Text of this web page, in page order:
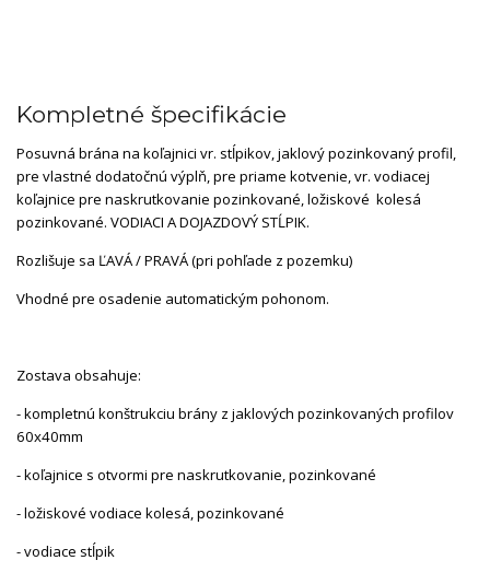
Kompletné špecifikácie
Posuvná brána na koľajnici vr. stĺpikov, jaklový pozinkovaný profil,
pre vlastné dodatočnú výplň, pre priame kotvenie, vr. vodiacej
koľajnice pre naskrutkovanie pozinkované, ložiskové kolesá
pozinkované. VODIACI A DOJAZDOVÝ STĹPIK.
Rozlišuje sa ĽAVÁ / PRAVÁ (pri pohľade z pozemku)
Vhodné pre osadenie automatickým pohonom.
Zostava obsahuje:
- kompletnú konštrukciu brány z jaklových pozinkovaných profilov
60x40mm
- koľajnice s otvormi pre naskrutkovanie, pozinkované
- ložiskové vodiace kolesá, pozinkované
- vodiace stĺpik